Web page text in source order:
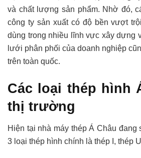
và chất lượng sản phẩm. Nhờ đó,
công ty sản xuất có độ bền vượt
dùng trong nhiều lĩnh vực xây dựng
lưới phân phối của doanh nghiệp
trên toàn quốc.
Các loại thép hình
thị trường
Hiện tại nhà máy thép Á Châu đang
3 loại thép hình chính là thép I, thép